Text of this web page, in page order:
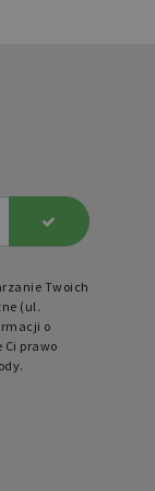
Twoich
(ul.
o
Ci prawo
ustawień